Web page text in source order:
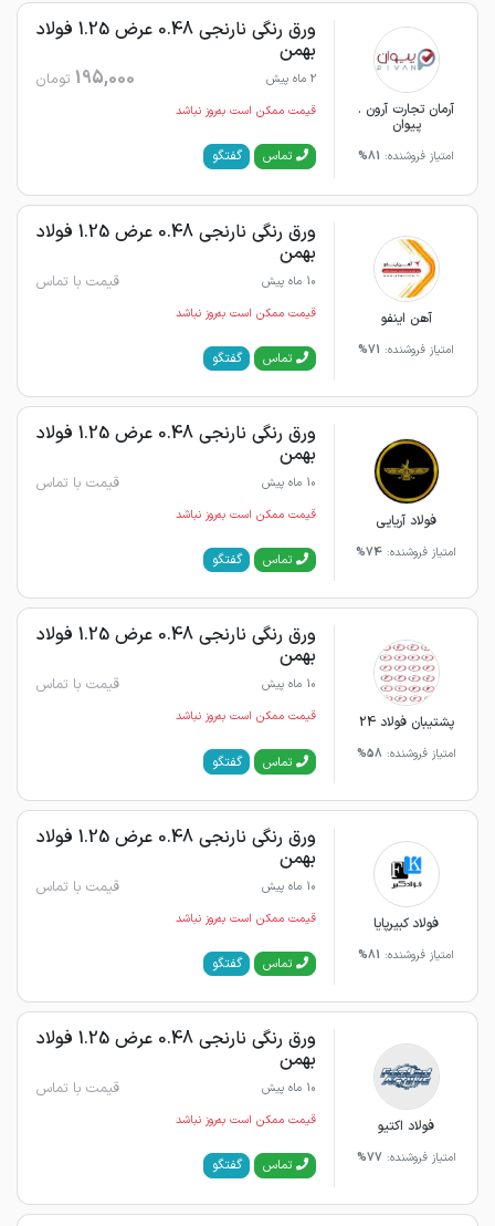
آرمان تجارت آرون .
پیوان
امتیاز فروشنده: 81%
ورق رنگی نارنجی 0.48 عرض 1.25 فولاد
بهمن
2 ماه پیش 195,000 تومان
قیمت ممکن است به‌روز نباشد
تماس گفتگو
آهن اینفو
امتیاز فروشنده: 71%
ورق رنگی نارنجی 0.48 عرض 1.25 فولاد
بهمن
10 ماه پیش قیمت با تماس
قیمت ممکن است به‌روز نباشد
تماس گفتگو
فولاد آریایی
امتیاز فروشنده: 74%
ورق رنگی نارنجی 0.48 عرض 1.25 فولاد
بهمن
10 ماه پیش قیمت با تماس
قیمت ممکن است به‌روز نباشد
تماس گفتگو
پشتیبان فولاد 24
امتیاز فروشنده: 58%
ورق رنگی نارنجی 0.48 عرض 1.25 فولاد
بهمن
10 ماه پیش قیمت با تماس
قیمت ممکن است به‌روز نباشد
تماس گفتگو
فولاد کبیرپایا
امتیاز فروشنده: 81%
ورق رنگی نارنجی 0.48 عرض 1.25 فولاد
بهمن
10 ماه پیش قیمت با تماس
قیمت ممکن است به‌روز نباشد
تماس گفتگو
فولاد اکتیو
امتیاز فروشنده: 77%
ورق رنگی نارنجی 0.48 عرض 1.25 فولاد
بهمن
10 ماه پیش قیمت با تماس
قیمت ممکن است به‌روز نباشد
تماس گفتگو